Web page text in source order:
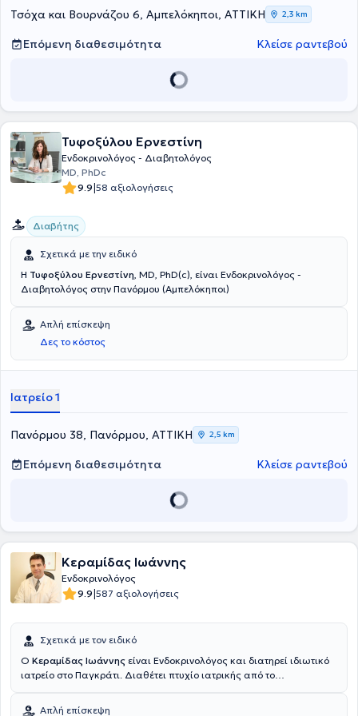
παρακολουθήσει μετεκπαιδευτικά προγράμματα αναφορικά με την
Ανθρώπινη Αναπαραγωγή, την Παιδική Παχυσαρκία καθώς και
εξειδίκευση στο Υπερηχογράφημα Θυρεοειδούς στο Εθνικό &
Τσόχα και Βουρνάζου 6, Αμπελόκηποι, ΑΤΤΙΚΗ 2,3 km
Επόμενη διαθεσιμότητα Κλείσε ραντεβού
Τυφοξύλου Ερνεστίνη
Ενδοκρινολόγος - Διαβητολόγος
MD, PhDc
9.9|58 αξιολογήσεις
Διαβήτης
Σχετικά με την ειδικό
Η Τυφοξύλου Ερνεστίνη, MD, PhD(c), είναι Ενδοκρινολόγος -
Διαβητολόγος στην Πανόρμου (Αμπελόκηποι)
Απλή επίσκεψη
Δες το κόστος
Ιατρείο 1
Πανόρμου 38, Πανόρμου, ΑΤΤΙΚΗ 2,5 km
Επόμενη διαθεσιμότητα Κλείσε ραντεβού
Κεραμίδας Ιωάννης
Ενδοκρινολόγος
9.9|587 αξιολογήσεις
Σχετικά με τον ειδικό
Ο Κεραμίδας Ιωάννης είναι Ενδοκρινολόγος και διατηρεί ιδιωτικό
ιατρείο στο Παγκράτι. Διαθέτει πτυχίο ιατρικής από το
μεταπτυχιακό πρόγραμμα στη "Διεθνή Ιατρική - Διαχείριση
Απλή επίσκεψη